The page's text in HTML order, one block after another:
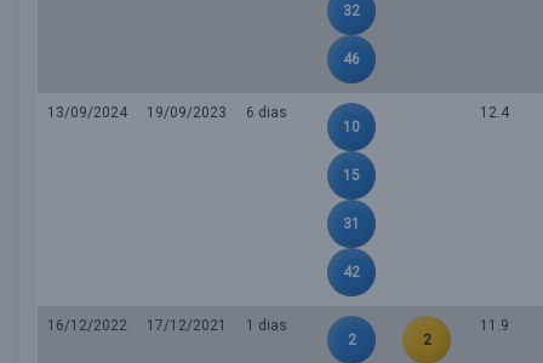
32
46
13/09/2024 19/09/2023
6 dias
10
15
31
42
12.4
16/12/2022 17/12/2021
1 dias
2
2
11.9